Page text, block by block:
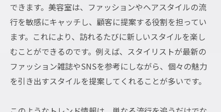
理想の美容室探しのポイント
美容室の選び方で失敗しない方法
横須賀市内のおすすめ美容室
美容室での成功体験を得る方法
理想の美容室を見つけるためのコツ
神奈川県横須賀の美容室ニュース
できます。美容室は、ファッションやヘアスタイルの流
行を敏感にキャッチし、顧客に提案する役割を担ってい
ます。これにより、訪れるたびに新しいスタイルを楽し
むことができるのです。例えば、スタイリストが最新の
ファッション雑誌やSNSを参考にしながら、個々の魅力
を引き出すスタイルを提案してくれることが多いです。